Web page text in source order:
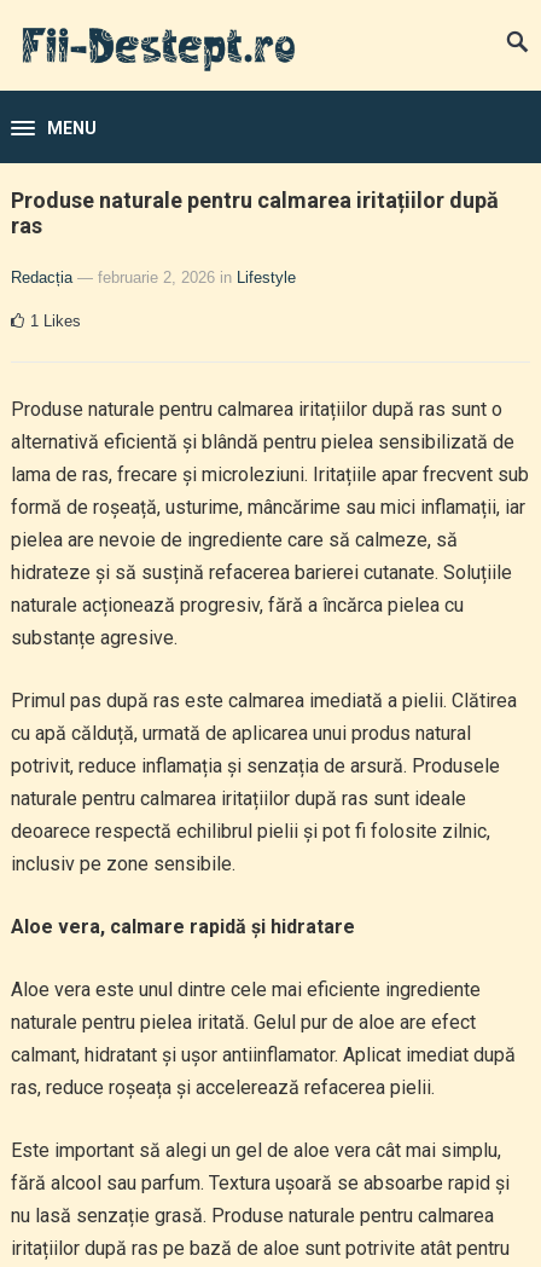
MENU
Produse naturale pentru calmarea iritațiilor după
ras
Redacția — februarie 2, 2026 in Lifestyle
1 Likes
Produse naturale pentru calmarea iritațiilor după ras sunt o
alternativă eficientă și blândă pentru pielea sensibilizată de
lama de ras, frecare și microleziuni. Iritațiile apar frecvent sub
formă de roșeață, usturime, mâncărime sau mici inflamații, iar
pielea are nevoie de ingrediente care să calmeze, să
hidrateze și să susțină refacerea barierei cutanate. Soluțiile
naturale acționează progresiv, fără a încărca pielea cu
substanțe agresive.
Primul pas după ras este calmarea imediată a pielii. Clătirea
cu apă călduță, urmată de aplicarea unui produs natural
potrivit, reduce inflamația și senzația de arsură. Produsele
naturale pentru calmarea iritațiilor după ras sunt ideale
deoarece respectă echilibrul pielii și pot fi folosite zilnic,
inclusiv pe zone sensibile.
Aloe vera, calmare rapidă și hidratare
Aloe vera este unul dintre cele mai eficiente ingrediente
naturale pentru pielea iritată. Gelul pur de aloe are efect
calmant, hidratant și ușor antiinflamator. Aplicat imediat după
ras, reduce roșeața și accelerează refacerea pielii.
Este important să alegi un gel de aloe vera cât mai simplu,
fără alcool sau parfum. Textura ușoară se absoarbe rapid și
nu lasă senzație grasă. Produse naturale pentru calmarea
iritațiilor după ras pe bază de aloe sunt potrivite atât pentru